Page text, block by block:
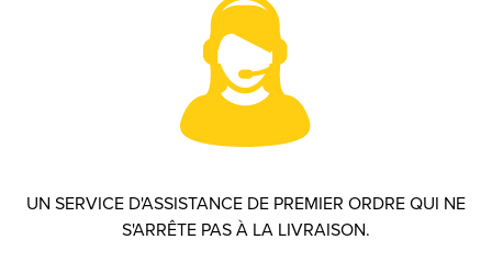
UN SERVICE D'ASSISTANCE DE PREMIER ORDRE QUI NE
S'ARRÊTE PAS À LA LIVRAISON.